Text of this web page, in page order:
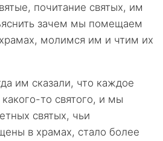
почитание святых, им
зачем мы помещаем
молимся им и чтим их
им сказали, что каждое
то святого, и мы
святых, чьи
в храмах, стало более